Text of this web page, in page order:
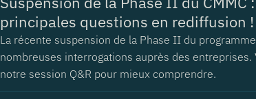
principales questions en rediffusion !
La récente suspension de la Phase II du
nombreuses interrogations auprès des
notre session Q&R pour mieux comprendre.